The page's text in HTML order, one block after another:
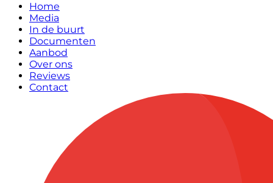
Home
Media
In de buurt
Documenten
Aanbod
Over ons
Reviews
Contact